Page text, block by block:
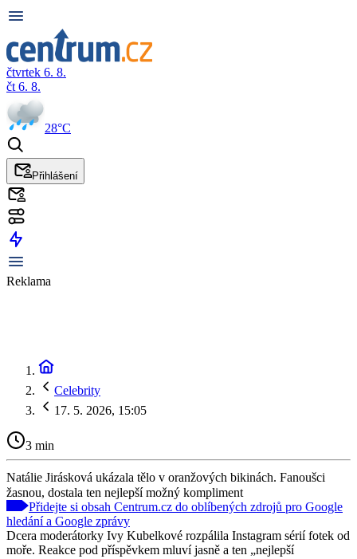
čtvrtek 6. 8.
čt 6. 8.
28°C
Přihlášení
Reklama
Celebrity
17. 5. 2026, 15:05
3 min
Natálie Jirásková ukázala tělo v oranžových bikinách. Fanoušci
žasnou, dostala ten nejlepší možný kompliment
Přidejte si obsah Centrum.cz do oblíbených zdrojů pro Google
hledání a Google zprávy
Dcera moderátorky Ivy Kubelkové rozpálila Instagram sérií fotek od
moře. Reakce pod příspěvkem mluví jasně a ten „nejlepší